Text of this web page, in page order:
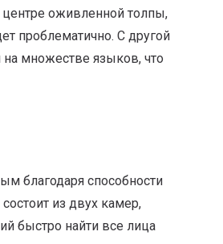
оживленной толпы,
проблематично. С другой
множестве языков, что
благодаря способности
из двух камер,
быстро найти все лица